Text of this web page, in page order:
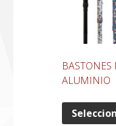
BASTONES
ALUMINIO